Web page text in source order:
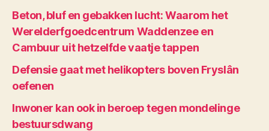
Beton, bluf en gebakken lucht: Waarom het
Werelderfgoedcentrum Waddenzee en
Cambuur uit hetzelfde vaatje tappen
Defensie gaat met helikopters boven Fryslân
oefenen
Inwoner kan ook in beroep tegen mondelinge
bestuursdwang